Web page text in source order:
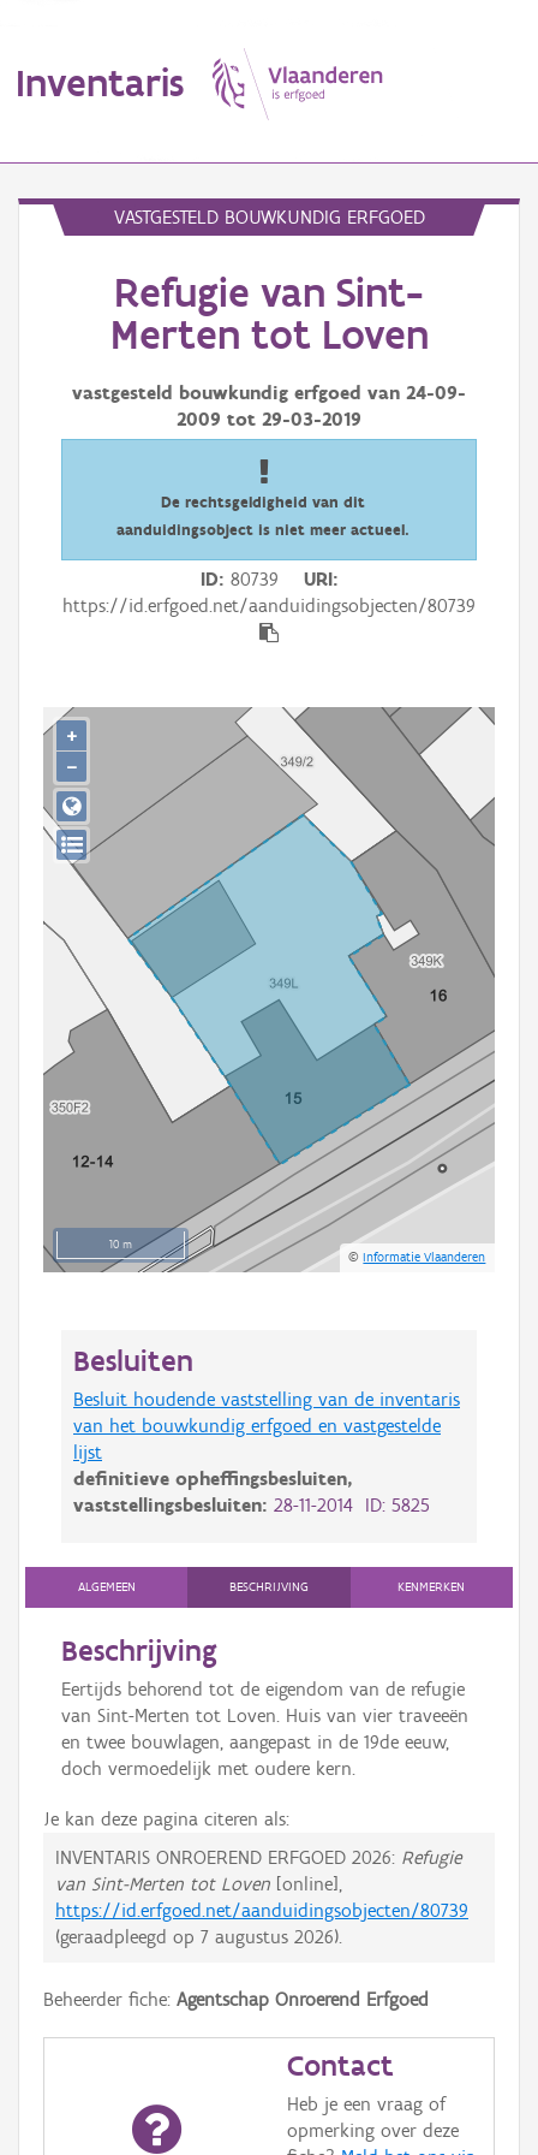
Inventaris
Aanduidingsobject
Waarneming
Downloads
Aanmelden
VASTGESTELD BOUWKUNDIG ERFGOED
Refugie van Sint-
Merten tot Loven
vastgesteld bouwkundig erfgoed van 24-09-
2009 tot 29-03-2019
De rechtsgeldigheid van dit
aanduidingsobject is niet meer actueel.
ID 80739
URI
https://id.erfgoed.net/aanduidingsobjecten/80739
10 m
©Informatie Vlaanderen
+
−
Besluiten
Besluit houdende vaststelling van de inventaris
van het bouwkundig erfgoed en vastgestelde
lijst
definitieve opheffingsbesluiten,
vaststellingsbesluiten: 28-11-2014 ID: 5825
ALGEMEEN BESCHRIJVING KENMERKEN
Beschrijving
Eertijds behorend tot de eigendom van de refugie
van Sint-Merten tot Loven. Huis van vier traveeën
en twee bouwlagen, aangepast in de 19de eeuw,
doch vermoedelijk met oudere kern.
Je kan deze pagina citeren als:
INVENTARIS ONROEREND ERFGOED 2026: Refugie
van Sint-Merten tot Loven [online],
https://id.erfgoed.net/aanduidingsobjecten/80739
(geraadpleegd op 7 augustus 2026).
Beheerder fiche: Agentschap Onroerend Erfgoed
Contact
Heb je een vraag of
opmerking over deze